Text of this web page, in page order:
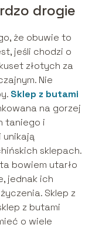
drogie
że obuwie to
jeśli chodzi o
złotych za
Nie
Sklep z butami
na gorzej
taniego i
sklepach.
bowiem utarło
jednak ich
Sklep z
z butami
o wiele